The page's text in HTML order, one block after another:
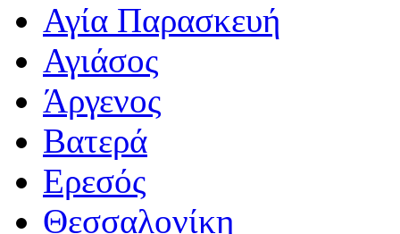
Αγία Παρασκευή
Αγιάσος
Άργενος
Βατερά
Ερεσός
Θεσσαλονίκη